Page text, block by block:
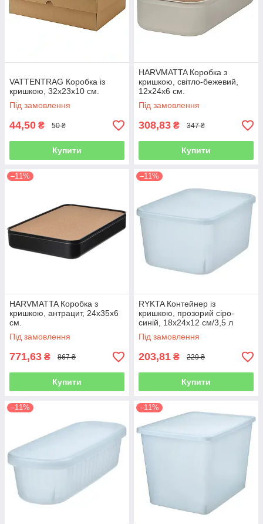
VATTENTRAG Коробка із
кришкою, 32х23х10 см.
Під замовлення
44,50 ₴ 50 ₴
Купити
HARVMATTA Коробка з
кришкою, світло-бежевий,
12х24х6 см.
Під замовлення
308,83 ₴ 347 ₴
Купити
–11%
HARVMATTA Коробка з
кришкою, антрацит, 24х35х6
см.
Під замовлення
771,63 ₴ 867 ₴
Купити
–11%
RYKTA Контейнер із
кришкою, прозорий сіро-
синій, 18х24х12 см/3,5 л
Під замовлення
203,81 ₴ 229 ₴
Купити
–11% –11%